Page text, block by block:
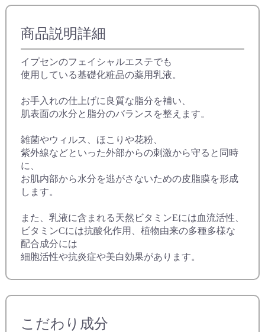
商品説明詳細
イプセンのフェイシャルエステでも
使用している基礎化粧品の薬用乳液。
お手入れの仕上げに良質な脂分を補い、
肌表面の水分と脂分のバランスを整えます。
雑菌やウィルス、ほこりや花粉、
紫外線などといった外部からの刺激から守ると同時
に、
お肌内部から水分を逃がさないための皮脂膜を形成
します。
また、乳液に含まれる天然ビタミンEには血流活性、
ビタミンCには抗酸化作用、植物由来の多種多様な
配合成分には
細胞活性や抗炎症や美白効果があります。
こだわり成分